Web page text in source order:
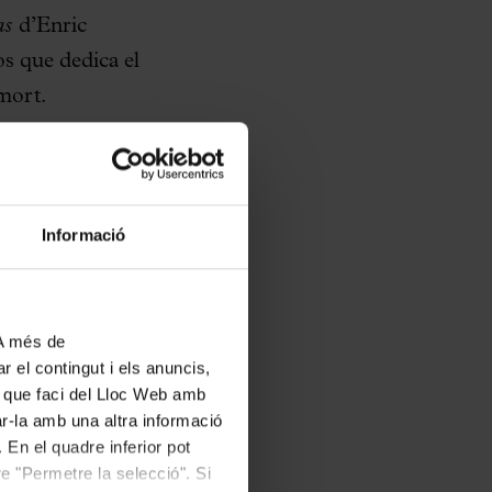
Informació
més de
el contingut i els anuncis,
faci del Lloc Web amb
la amb una altra informació
el quadre inferior pot
"Permetre la selecció". Si
d’Enric
que dedica el
a un dels
“Evocación”,
segona part
desplegament de
el
Enric